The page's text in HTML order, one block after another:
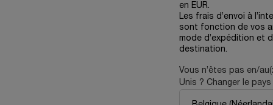
en EUR.
Les frais d’envoi à
sont fonction de vos
mode d’expédition et
destination.
Vous n’êtes pas en/
Unis ? Changer le